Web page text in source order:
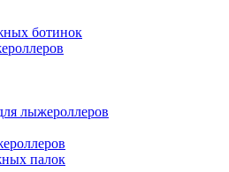
ботинок
лыжероллеров
палок